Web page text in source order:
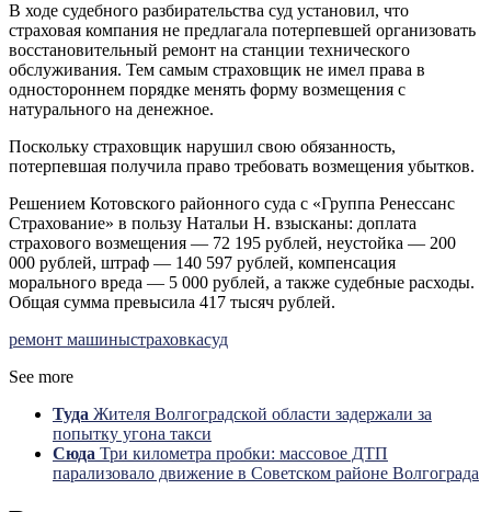
В ходе судебного разбирательства суд установил, что
страховая компания не предлагала потерпевшей организовать
восстановительный ремонт на станции технического
обслуживания. Тем самым страховщик не имел права в
одностороннем порядке менять форму возмещения с
натурального на денежное.
Поскольку страховщик нарушил свою обязанность,
потерпевшая получила право требовать возмещения убытков.
Решением Котовского районного суда с «Группа Ренессанс
Страхование» в пользу Натальи Н. взысканы: доплата
страхового возмещения — 72 195 рублей, неустойка — 200
000 рублей, штраф — 140 597 рублей, компенсация
морального вреда — 5 000 рублей, а также судебные расходы.
Общая сумма превысила 417 тысяч рублей.
ремонт машиныстраховкасуд
See more
Туда Жителя Волгоградской области задержали за
попытку угона такси
Сюда Три километра пробки: массовое ДТП
парализовало движение в Советском районе Волгограда